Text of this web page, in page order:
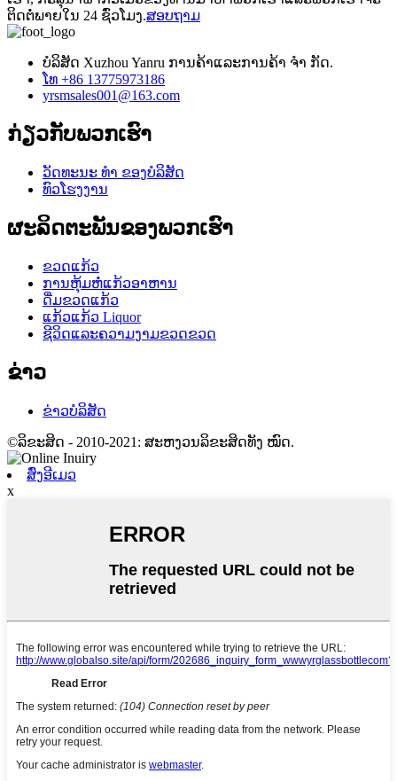
ຕິດຕໍ່ພາຍໃນ 24 ຊົ່ວໂມງ.ສອບຖາມ
ບໍລິສັດ Xuzhou Yanru ການຄ້າແລະການຄ້າ ຈຳ ກັດ.
ໂທ +86 13775973186
yrsmsales001@163.com
ກ່ຽວ​ກັບ​ພວກ​ເຮົາ
ວັດທະນະ ທຳ ຂອງບໍລິສັດ
ທົວໂຮງງານ
ຜະລິດຕະພັນຂອງພວກເຮົາ
ຂວດແກ້ວ
ການຫຸ້ມຫໍ່ແກ້ວອາຫານ
ດື່ມຂວດແກ້ວ
ແກ້ວແກ້ວ Liquor
ຊີວິດແລະຄວາມງາມຂວດຂວດ
ຂ່າວ
ຂ່າວບໍລິສັດ
©ລິຂະສິດ - 2010-2021: ສະຫງວນລິຂະສິດທັງ ໝົດ.
ສົ່ງອີເມວ
x